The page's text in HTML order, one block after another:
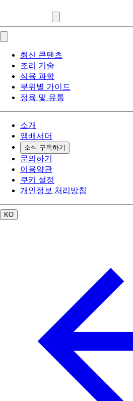
최신 콘텐츠
조리 기술
식육 과학
부위별 가이드
정육 및 유통
소개
앰배서더
소식 구독하기
문의하기
이용약관
쿠키 설정
개인정보 처리방침
KO